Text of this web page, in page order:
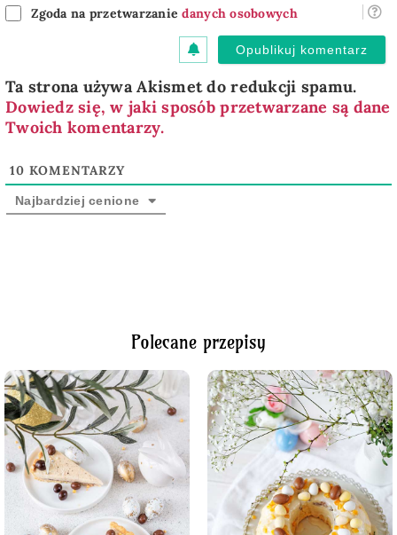
Zgoda na przetwarzaniedanych osobowych
Ta strona używa Akismet do redukcji spamu.
Dowiedz się, w jaki sposób przetwarzane są dane
Twoich komentarzy.
10 KOMENTARZY
Najbardziej cenione
Polecane przepisy